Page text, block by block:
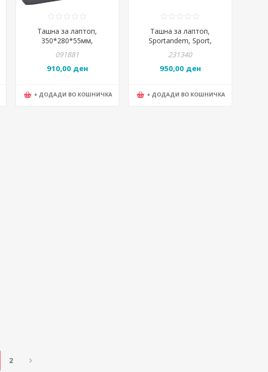
Ташна за лаптоп,
350*280*55мм,
Полиетер, Anda Present,
AP731838-10, Црна
091881
910,00 ден
+ ДОДАДИ ВО КОШНИЧКА
Ташна за лаптоп,
Sportandem, Sport,
228176, 38*28*6цм,
Црна-сина
231340
950,00 ден
+ ДОДАДИ ВО КОШНИЧКА
2